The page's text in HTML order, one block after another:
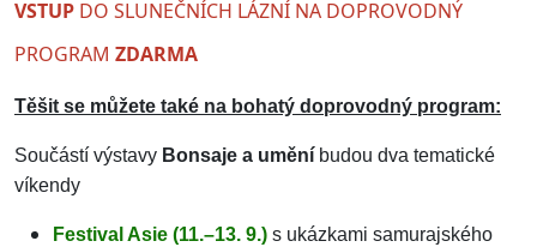
VSTUP DO SLUNEČNÍCH LÁZNÍ NA DOPROVODNÝ
PROGRAM ZDARMA
Těšit se můžete také na bohatý doprovodný program:
Součástí výstavy Bonsaje a umění budou dva tematické
víkendy
Festival Asie (11.–13. 9.) s ukázkami samurajského